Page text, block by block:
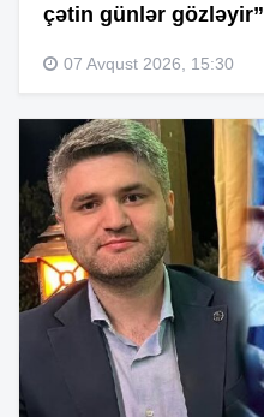
çətin günlər gözləyir”
07 Avqust 2026, 15:30